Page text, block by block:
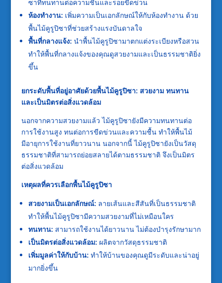
ซาที่ทนทานต่อความชื้นและรอยขีดข่วน
ห้องทำงาน: เพิ่มความเป็นเอกลักษณ์ให้กับห้องทำงาน ด้วย
พื้นไม้คูรูปิซาที่ช่วยสร้างแรงบันดาลใจ
พื้นที่กลางแจ้ง: นำพื้นไม้คูรูปิซามาตกแต่งระเบียงหรือสวน
ทำให้พื้นที่กลางแจ้งของคุณดูสวยงามและเป็นธรรมชาติยิ่ง
ขึ้น
ยกระดับพื้นที่อยู่อาศัยด้วยพื้นไม้คูรูปิซา: สวยงาม ทนทาน
และเป็นมิตรต่อสิ่งแวดล้อม
นอกจากความสวยงามแล้ว ไม้คูรูปิซายังมีความทนทานต่อ
การใช้งานสูง ทนต่อการขีดข่วนและความชื้น ทำให้พื้นไม้
มีอายุการใช้งานที่ยาวนาน นอกจากนี้ ไม้คูรูปิซายังเป็นวัสดุ
ธรรมชาติที่สามารถย่อยสลายได้ตามธรรมชาติ จึงเป็นมิตร
ต่อสิ่งแวดล้อม
เหตุผลที่ควรเลือกพื้นไม้คูรูปิซา
สวยงามเป็นเอกลักษณ์: ลายเส้นและสีสันที่เป็นธรรมชาติ
ทำให้พื้นไม้คูรูปิซามีความสวยงามที่ไม่เหมือนใคร
ทนทาน: สามารถใช้งานได้ยาวนาน ไม่ต้องบำรุงรักษามาก
เป็นมิตรต่อสิ่งแวดล้อม: ผลิตจากวัสดุธรรมชาติ
เพิ่มมูลค่าให้กับบ้าน: ทำให้บ้านของคุณดูมีระดับและน่าอยู่
มากยิ่งขึ้น